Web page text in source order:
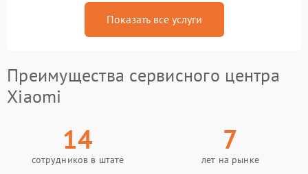
Показать все услуги
Преимущества сервисного центра
Xiaomi
14
сотрудников в штате
7
лет на рынке